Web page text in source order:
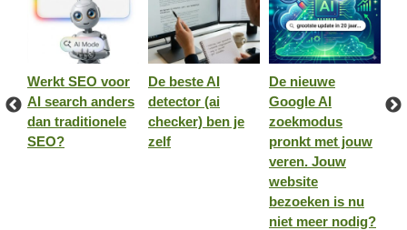
Werkt SEO voor
AI search anders
dan traditionele
SEO?
De beste AI
detector (ai
checker) ben je
zelf
De nieuwe
Google AI
zoekmodus
pronkt met jouw
veren. Jouw
website
bezoeken is nu
niet meer nodig?